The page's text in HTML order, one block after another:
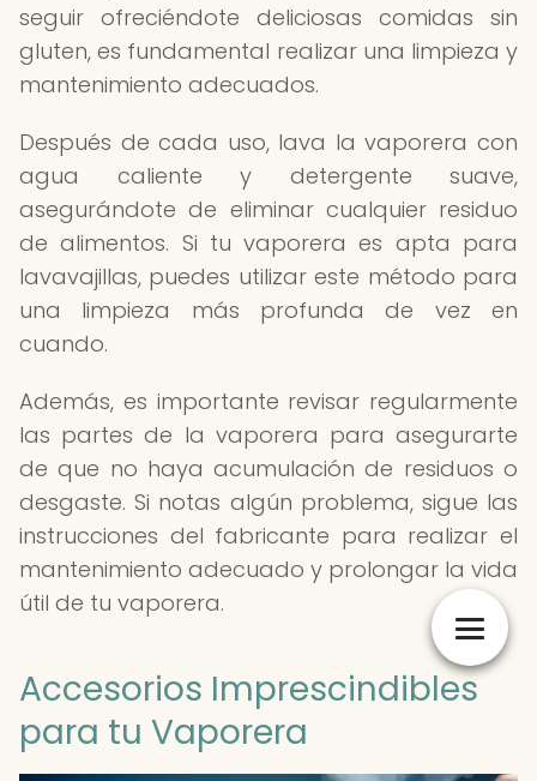
seguir ofreciéndote deliciosas comidas sin
gluten, es fundamental realizar una limpieza y
mantenimiento adecuados.
Después de cada uso, lava la vaporera con
agua caliente y detergente suave,
asegurándote de eliminar cualquier residuo
de alimentos. Si tu vaporera es apta para
lavavajillas, puedes utilizar este método para
una limpieza más profunda de vez en
cuando.
Además, es importante revisar regularmente
las partes de la vaporera para asegurarte
de que no haya acumulación de residuos o
desgaste. Si notas algún problema, sigue las
instrucciones del fabricante para realizar el
mantenimiento adecuado y prolongar la vida
útil de tu vaporera.
Accesorios Imprescindibles
para tu Vaporera